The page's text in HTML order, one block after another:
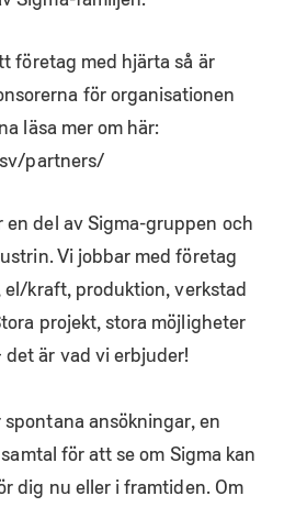
företag med hjärta så är
för organisationen
läsa mer om här:
partners/
en del av Sigma-gruppen och
Vi jobbar med företag
el/kraft, produktion, verkstad
projekt, stora möjligheter
det är vad vi erbjuder!
ansökningar, en
för att se om Sigma kan
dig nu eller i framtiden. Om